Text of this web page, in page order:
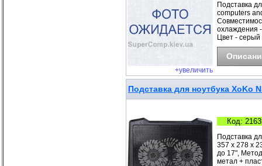
+увеличить
Подставка
computers
охлаждения
Цвет - серый
Подставка для ноутбука XoKo
Код:
Подставка
357 x 278 x
до 17",
метал +